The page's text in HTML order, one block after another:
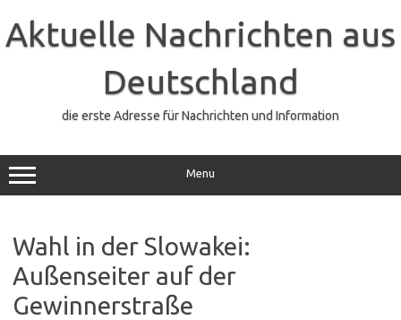
springen
Aktuelle Nachrichten aus
Deutschland
die erste Adresse für Nachrichten und Information
Menu
Wahl in der Slowakei:
Außenseiter auf der
Gewinnerstraße